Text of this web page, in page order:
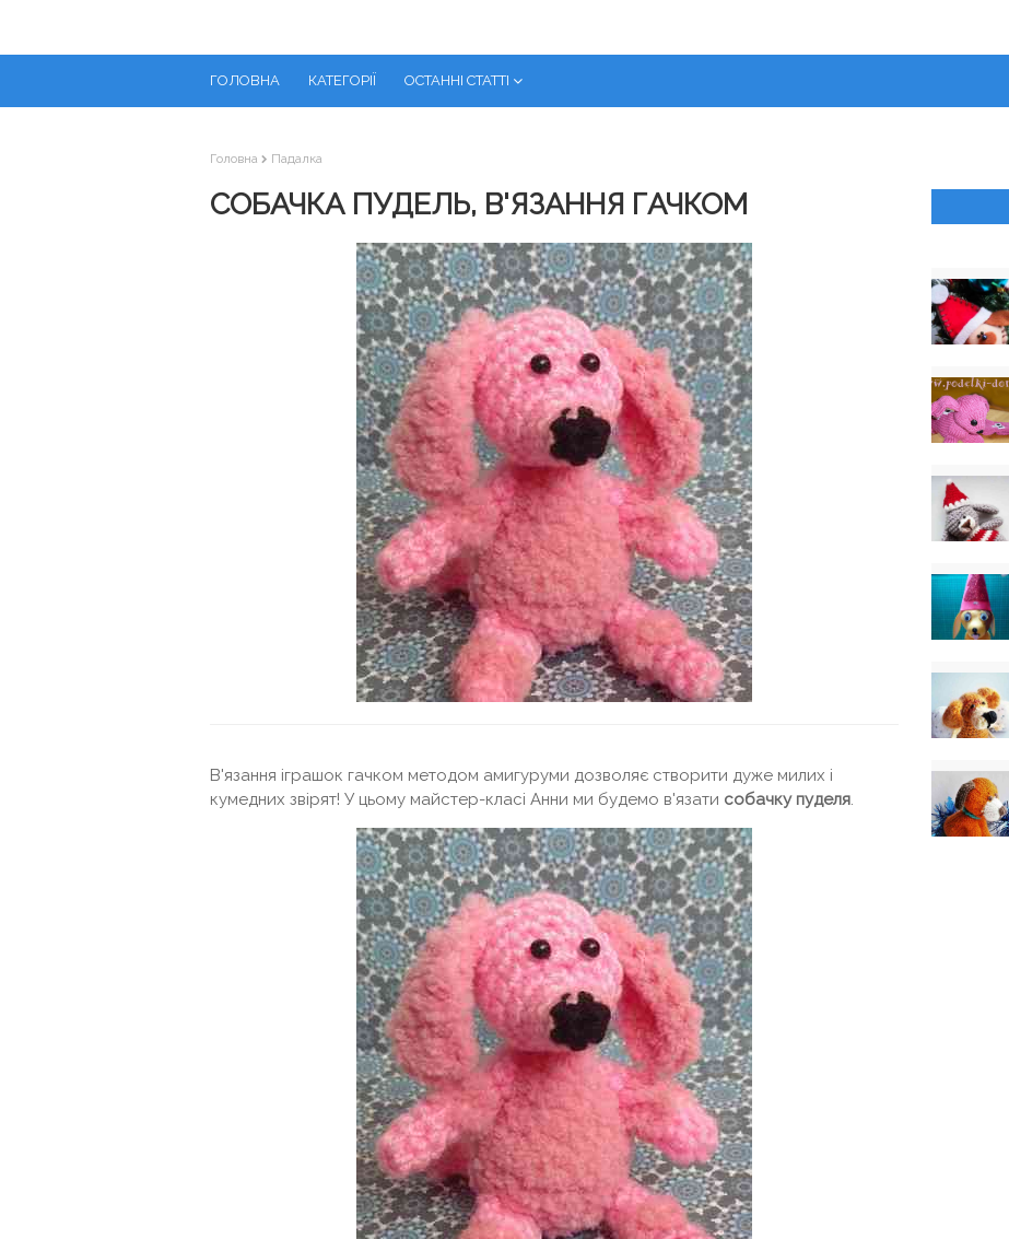
ГОЛОВНА КАТЕГОРІЇ ОСТАННІ СТАТТІ
Головна Падалка
СОБАЧКА ПУДЕЛЬ, В'ЯЗАННЯ ГАЧКОМ
В'язання іграшок гачком методом амигуруми дозволяє створити дуже милих і
кумедних звірят! У цьому майстер-класі Анни ми будемо в'язати собачку пуделя.